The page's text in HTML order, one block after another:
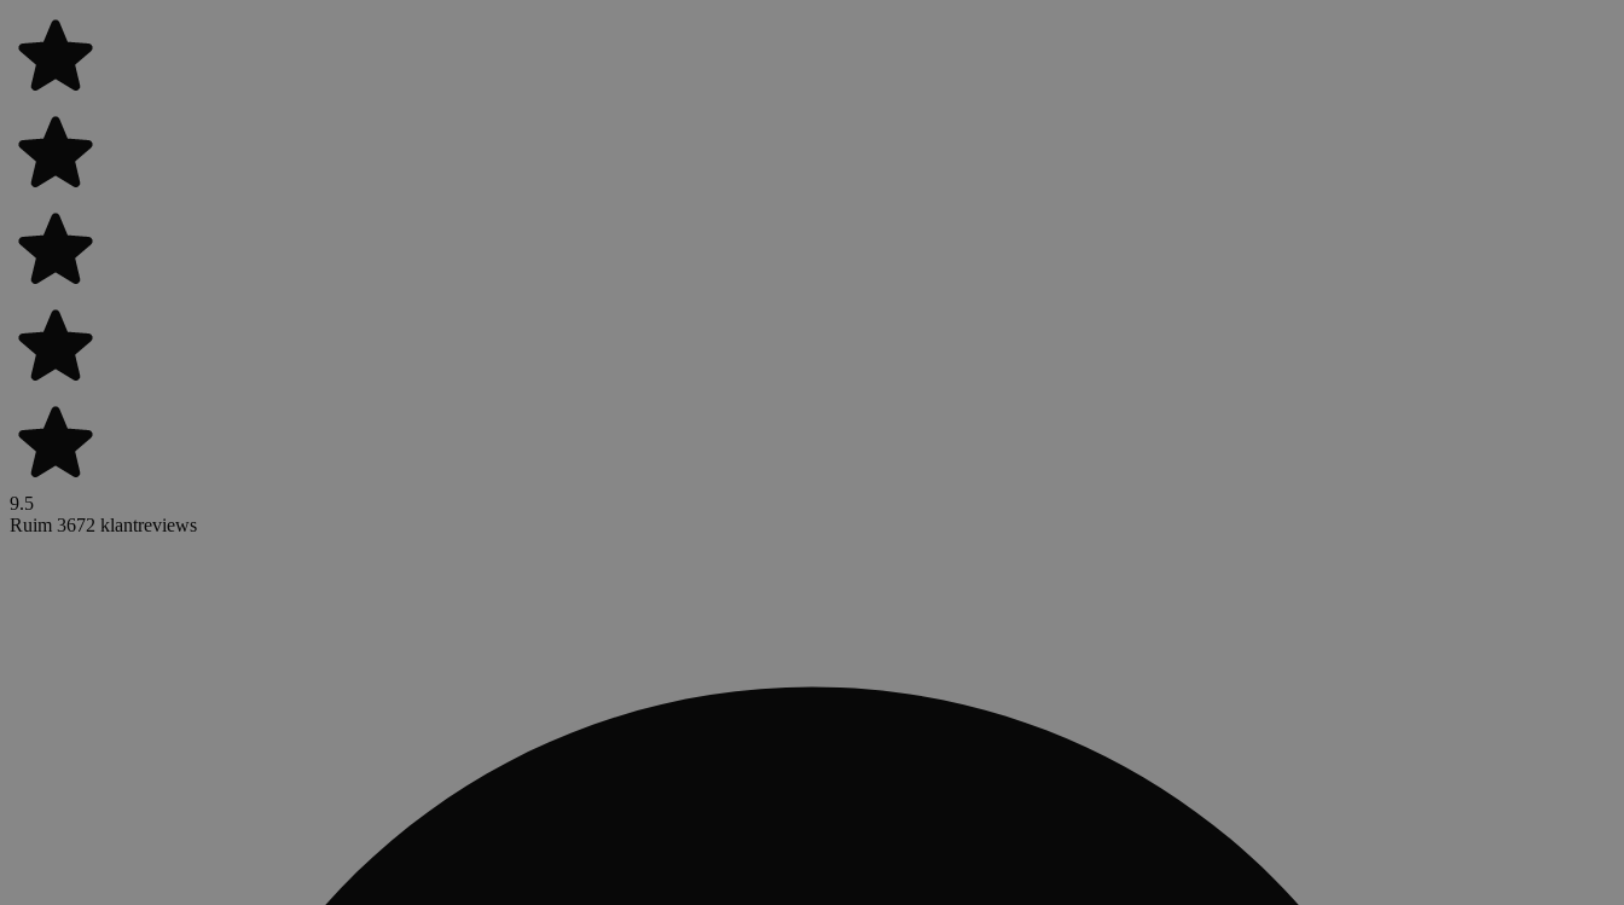
9.5
Ruim 3672 klantreviews